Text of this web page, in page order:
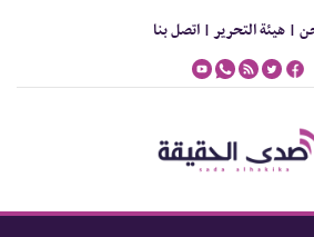
|هيئة التحرير |اتصل بنا